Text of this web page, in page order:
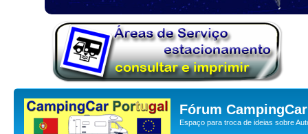
Fórum
Espaço para troca de ideias sobre